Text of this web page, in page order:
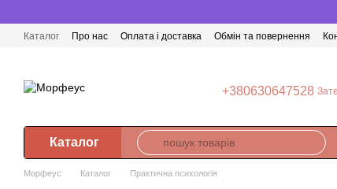
Каталог Про нас Оплата і доставка Обмін та повернення
+380630647528
Каталог
Морфеус Каталог Практична психологія